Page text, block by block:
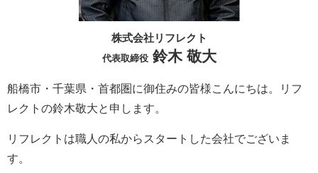
株式会社リフレクト
代表取締役鈴木 敬大
船橋市・千葉県・首都圏に御住みの皆様こんにちは。
リフ
レクト の鈴木敬大と申します。
リフレクト は職人の私からスタートした会社でございま
す。